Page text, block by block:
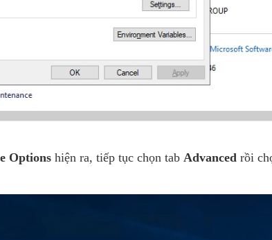
Options hiện ra, tiếp tục chọn tab Advanced rồi